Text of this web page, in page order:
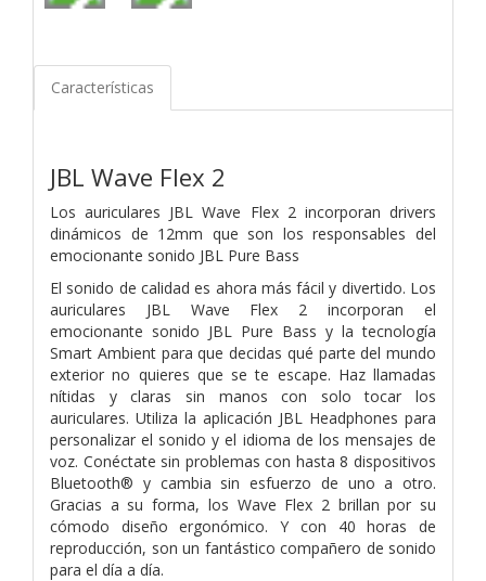
Características
JBL Wave Flex 2
Los auriculares JBL Wave Flex 2 incorporan drivers
dinámicos de 12mm que son los responsables del
emocionante sonido JBL Pure Bass
El sonido de calidad es ahora más fácil y divertido. Los
auriculares JBL Wave Flex 2 incorporan el
emocionante sonido JBL Pure Bass y la tecnología
Smart Ambient para que decidas qué parte del mundo
exterior no quieres que se te escape. Haz llamadas
nítidas y claras sin manos con solo tocar los
auriculares. Utiliza la aplicación JBL Headphones para
personalizar el sonido y el idioma de los mensajes de
voz. Conéctate sin problemas con hasta 8 dispositivos
Bluetooth® y cambia sin esfuerzo de uno a otro.
Gracias a su forma, los Wave Flex 2 brillan por su
cómodo diseño ergonómico. Y con 40 horas de
reproducción, son un fantástico compañero de sonido
para el día a día.